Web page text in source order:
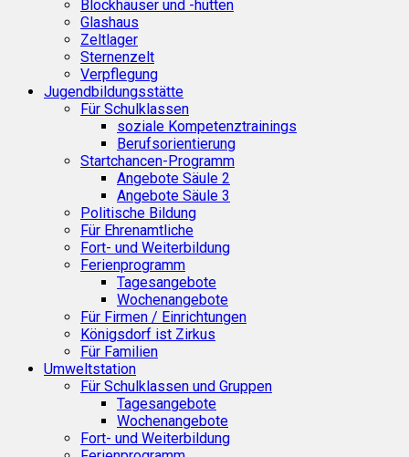
Blockhäuser und -hütten
Glashaus
Zeltlager
Sternenzelt
Verpflegung
Jugendbildungsstätte
Für Schulklassen
soziale Kompetenztrainings
Berufsorientierung
Startchancen-Programm
Angebote Säule 2
Angebote Säule 3
Politische Bildung
Für Ehrenamtliche
Fort- und Weiterbildung
Ferienprogramm
Tagesangebote
Wochenangebote
Für Firmen / Einrichtungen
Königsdorf ist Zirkus
Für Familien
Umweltstation
Für Schulklassen und Gruppen
Tagesangebote
Wochenangebote
Fort- und Weiterbildung